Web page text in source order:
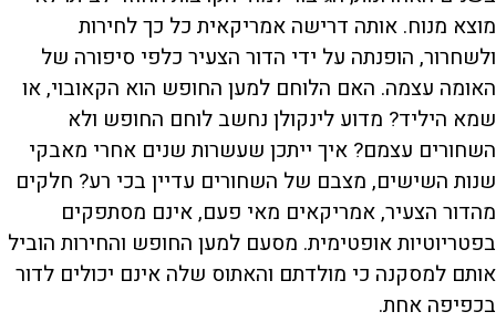
מוצא מנוח. אותה דרישה אמריקאית כל כך לחירות
ולשחרור, הופנתה על ידי הדור הצעיר כלפי סיפורה של
האומה עצמה. האם הלוחם למען החופש הוא הקאובוי, או
שמא היליד? מדוע לינקולן נחשב לוחם החופש ולא
השחורים עצמם? איך ייתכן שעשרות שנים אחרי מאבקי
שנות השישים, מצבם של השחורים עדיין בכי רע? חלקים
מהדור הצעיר, אמריקאים מאי פעם, אינם מסתפקים
בפטריוטיות אופטימית. מסעם למען החופש והחירות הוביל
אותם למסקנה כי מולדתם והאתוס שלה אינם יכולים לדור
בכפיפה אחת.